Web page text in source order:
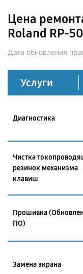
Цена
Roland RP-
Дата обновления
Услуги
Диагностика
Чистка
резинок механизма
клавиш
Прошивка
ПО)
Замена экрана